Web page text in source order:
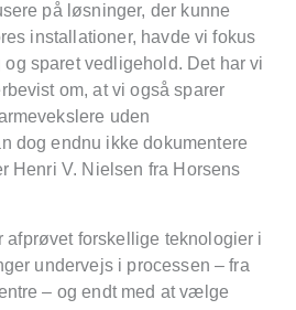
på løsninger, der kunne
installationer, havde vi fokus
sparet vedligehold. Det har vi
om, at vi også sparer
uden
dog endnu ikke dokumentere
Henri V. Nielsen fra Horsens
afprøvet forskellige teknologier i
undervejs i processen – fra
– og endt med at vælge